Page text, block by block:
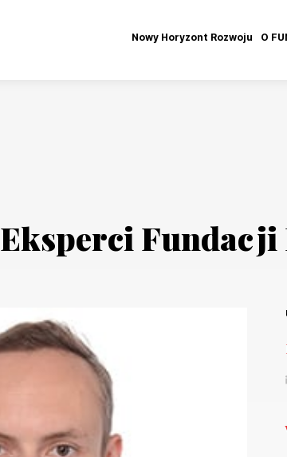
Nowy Horyzont Rozwoju O
Eksperci